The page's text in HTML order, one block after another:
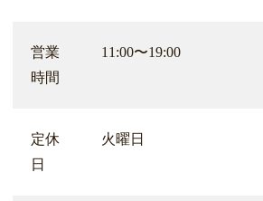
営業
時間
11:00〜19:00
定休
日
火曜日